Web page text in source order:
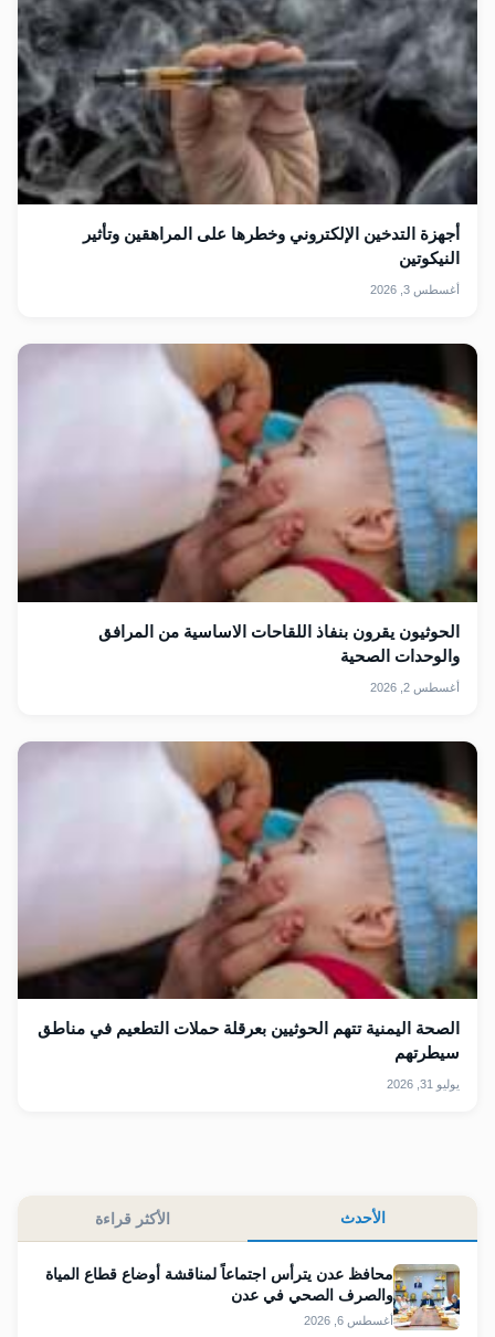
أجهزة التدخين الإلكتروني وخطرها على المراهقين وتأثير
النيكوتين
أغسطس 3, 2026
الحوثيون يقرون بنفاذ اللقاحات الاساسية من المرافق
والوحدات الصحية
أغسطس 2, 2026
الصحة اليمنية تتهم الحوثيين بعرقلة حملات التطعيم في مناطق
سيطرتهم
يوليو 31, 2026
الأحدث الأكثر قراءة
محافظ عدن يترأس اجتماعاً لمناقشة أوضاع قطاع المياة
والصرف الصحي في عدن
أغسطس 6, 2026